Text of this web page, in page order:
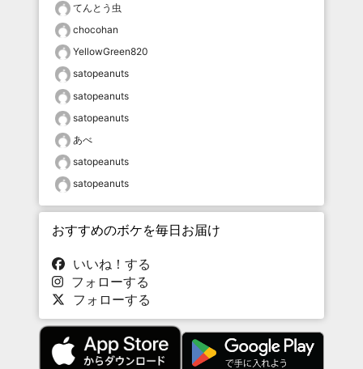
てんとう虫
chocohan
YellowGreen820
satopeanuts
satopeanuts
satopeanuts
あべ
satopeanuts
satopeanuts
おすすめのボケを毎日お届け
いいね！する
フォローする
フォローする